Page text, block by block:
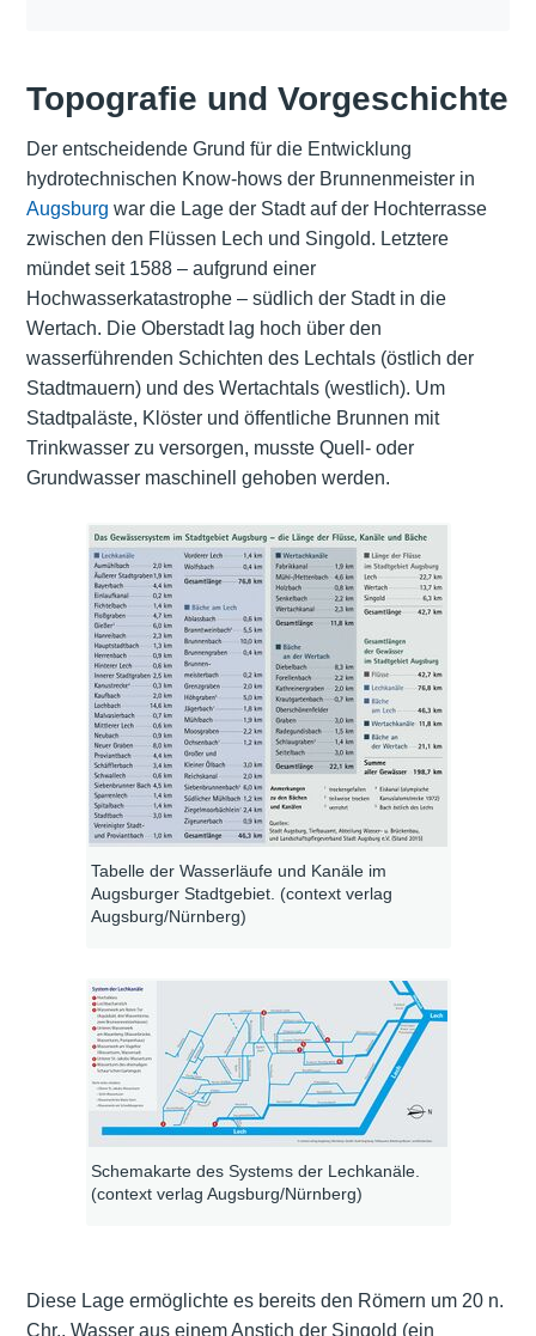
Topografie und Vorgeschichte
Der entscheidende Grund für die Entwicklung
hydrotechnischen Know-hows der Brunnenmeister in
Augsburg war die Lage der Stadt auf der Hochterrasse
zwischen den Flüssen Lech und Singold. Letztere
mündet seit 1588 – aufgrund einer
Hochwasserkatastrophe – südlich der Stadt in die
Wertach. Die Oberstadt lag hoch über den
wasserführenden Schichten des Lechtals (östlich der
Stadtmauern) und des Wertachtals (westlich). Um
Stadtpaläste, Klöster und öffentliche Brunnen mit
Trinkwasser zu versorgen, musste Quell- oder
Grundwasser maschinell gehoben werden.
Tabelle der Wasserläufe und Kanäle im
Augsburger Stadtgebiet. (context verlag
Augsburg/Nürnberg)
Schemakarte des Systems der Lechkanäle.
(context verlag Augsburg/Nürnberg)
Diese Lage ermöglichte es bereits den Römern um 20 n.
Chr., Wasser aus einem Anstich der Singold (ein